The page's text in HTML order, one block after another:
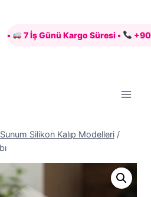
İş Günü Kargo Süresi • +90 507
Silikon Kalıp Modelleri /